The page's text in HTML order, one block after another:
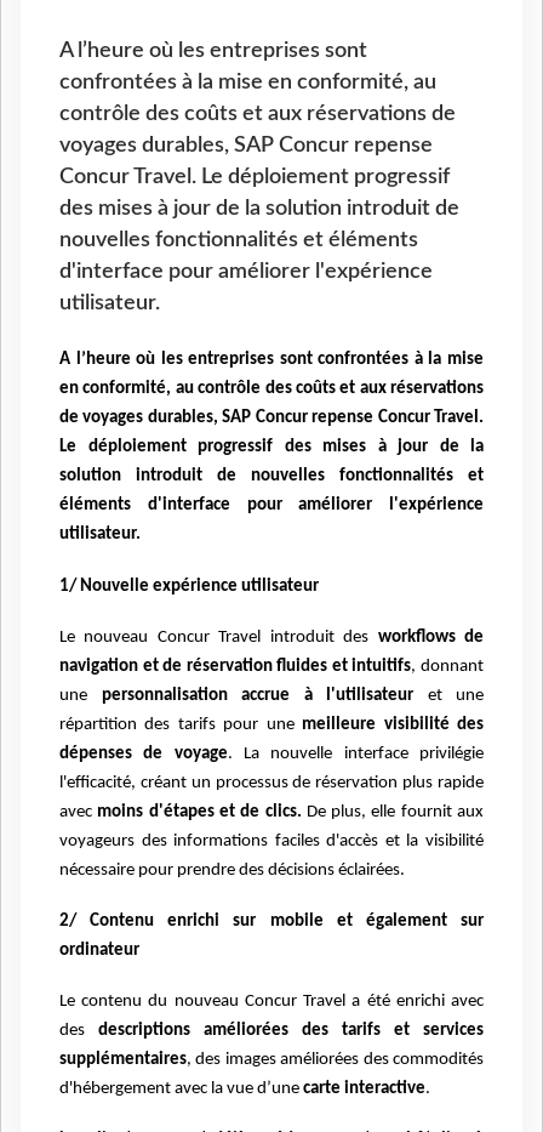
A l’heure où les entreprises sont
confrontées à la mise en conformité, au
contrôle des coûts et aux réservations de
voyages durables, SAP Concur repense
Concur Travel. Le déploiement progressif
des mises à jour de la solution introduit de
nouvelles fonctionnalités et éléments
d'interface pour améliorer l'expérience
utilisateur.
A l’heure où les entreprises sont confrontées à la mise
en conformité, au contrôle des coûts et aux réservations
de voyages durables, SAP Concur repense Concur Travel.
Le déploiement progressif des mises à jour de la
solution introduit de nouvelles fonctionnalités et
éléments d'interface pour améliorer l'expérience
utilisateur.
1/ Nouvelle expérience utilisateur
Le nouveau Concur Travel introduit des workflows de
navigation et de réservation fluides et intuitifs, donnant
une personnalisation accrue à l'utilisateur et une
répartition des tarifs pour une meilleure visibilité des
dépenses de voyage. La nouvelle interface privilégie
l'efficacité, créant un processus de réservation plus rapide
avec moins d'étapes et de clics. De plus, elle fournit aux
voyageurs des informations faciles d'accès et la visibilité
nécessaire pour prendre des décisions éclairées.
2/ Contenu enrichi sur mobile et également sur
ordinateur
Le contenu du nouveau Concur Travel a été enrichi avec
des descriptions améliorées des tarifs et services
supplémentaires, des images améliorées des commodités
d'hébergement avec la vue d’une carte interactive.